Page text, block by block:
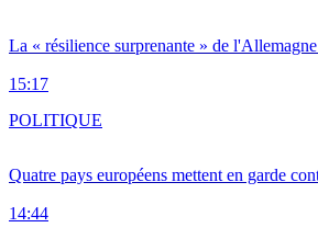
La « résilience surprenante » de
15:17
Quatre pays européens mettent en garde
14:44
POLITIQUE